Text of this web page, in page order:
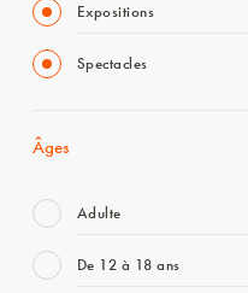
Expositions
Spectacles
Âges
Adulte
De 12 à 18 ans